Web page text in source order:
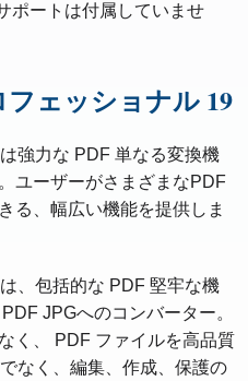
ポートは付属していませ
ェッショナル 19
強力な PDF 単なる変換機
ユーザーがさまざまなPDF
る、幅広い機能を提供しま
、包括的な PDF 堅牢な機
JPGへのコンバーター。
く、 PDF ファイルを高品質
なく、編集、作成、保護の